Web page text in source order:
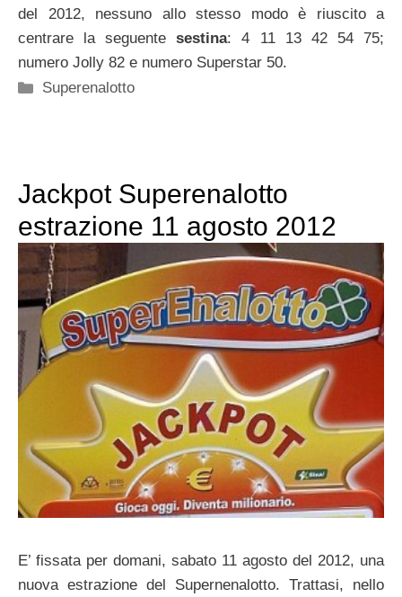
del 2012, nessuno allo stesso modo è riuscito a
centrare la seguentesestina: 4 11 13 42 54 75;
numero Jolly 82 e numero Superstar 50.
Categorie
Superenalotto
Jackpot Superenalotto
estrazione 11 agosto 2012
E’ fissata per domani, sabato 11 agosto del 2012, una
nuova estrazione del Supernenalotto. Trattasi, nello